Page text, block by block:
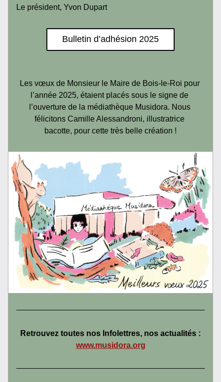
Le président, Yvon Dupart
Bulletin d’adhésion 2025
Les vœux de Monsieur le Maire de Bois-le-Roi pour
l’année 2025, étaient placés sous le signe de
l’ouverture de la médiathèque Musidora. Nous
félicitons Camille Alessandroni, illustratrice
bacotte, pour cette très belle création !
Retrouvez toutes nos Infolettres, nos actualités :
www.musidora.org